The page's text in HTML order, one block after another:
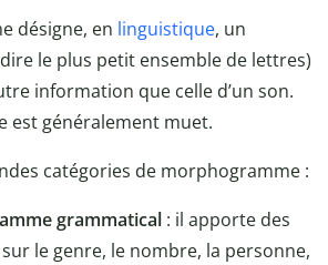
désigne, en linguistique, un
le plus petit ensemble de lettres)
information que celle d’un son.
est généralement muet.
catégories de morphogramme :
grammatical : il apporte des
le genre, le nombre, la personne,